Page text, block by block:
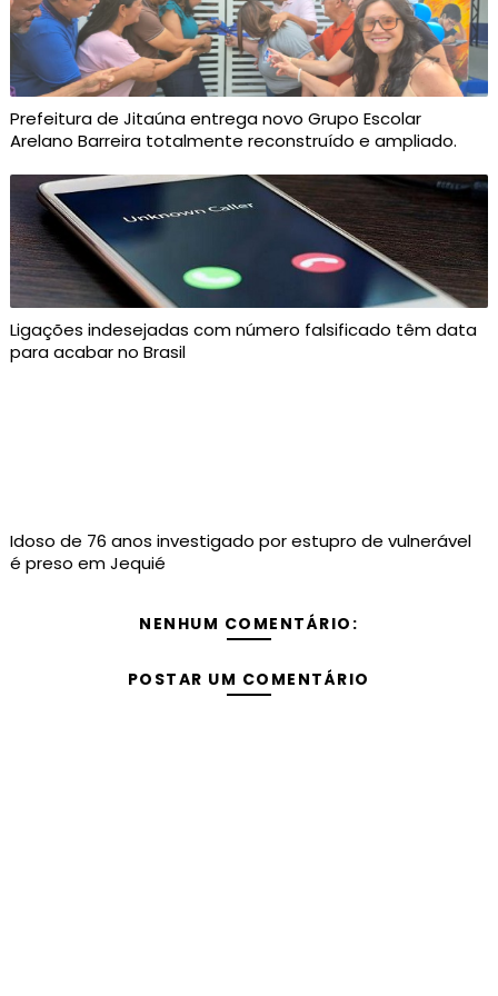
Prefeitura de Jitaúna entrega novo Grupo Escolar
Arelano Barreira totalmente reconstruído e ampliado.
Ligações indesejadas com número falsificado têm data
para acabar no Brasil
Idoso de 76 anos investigado por estupro de vulnerável
é preso em Jequié
NENHUM COMENTÁRIO:
POSTAR UM COMENTÁRIO